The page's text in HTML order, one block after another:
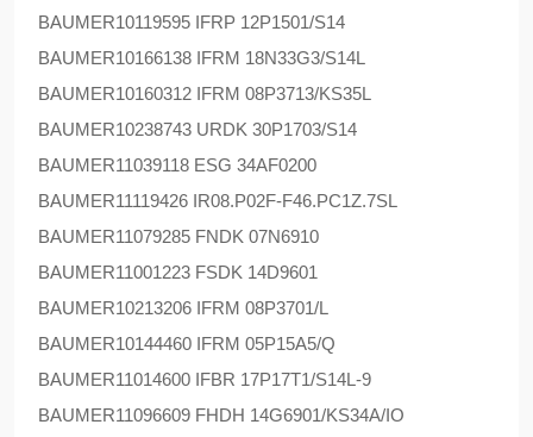
BAUMER10119595 IFRP 12P1501/S14
BAUMER10166138 IFRM 18N33G3/S14L
BAUMER10160312 IFRM 08P3713/KS35L
BAUMER10238743 URDK 30P1703/S14
BAUMER11039118 ESG 34AF0200
BAUMER11119426 IR08.P02F-F46.PC1Z.7SL
BAUMER11079285 FNDK 07N6910
BAUMER11001223 FSDK 14D9601
BAUMER10213206 IFRM 08P3701/L
BAUMER10144460 IFRM 05P15A5/Q
BAUMER11014600 IFBR 17P17T1/S14L-9
BAUMER11096609 FHDH 14G6901/KS34A/IO